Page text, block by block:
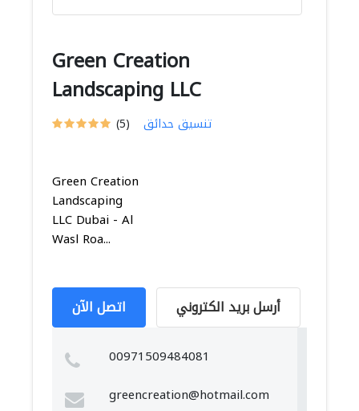
Green Creation
Landscaping LLC
(5) تنسيق حدائق
Green Creation
Landscaping
LLC Dubai - Al
Wasl Roa...
اتصل الآن أرسل بريد الكتروني
00971509484081
greencreation@hotmail.com